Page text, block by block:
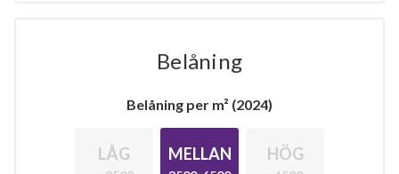
Belåning
Belåning per m² (2024)
LÅG MELLAN HÖG